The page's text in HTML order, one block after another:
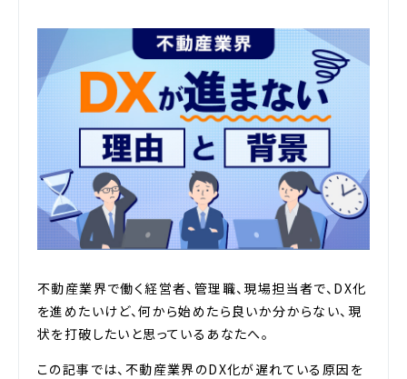
不動産業界で働く経営者、管理職、現場担当者で、DX化
を進めたいけど、何から始めたら良いか分からない、現
状を打破したいと思っているあなたへ。
この記事では、不動産業界のDX化が遅れている原因を